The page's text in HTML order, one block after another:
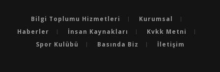
Bilgi Toplumu Hizmetleri
Kurumsal
Haberler
İnsan Kaynakları
Kvkk Metni
Spor Kulübü
Basında Biz İletişim